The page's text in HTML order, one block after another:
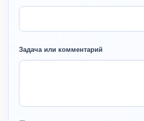
Задача или комментарий